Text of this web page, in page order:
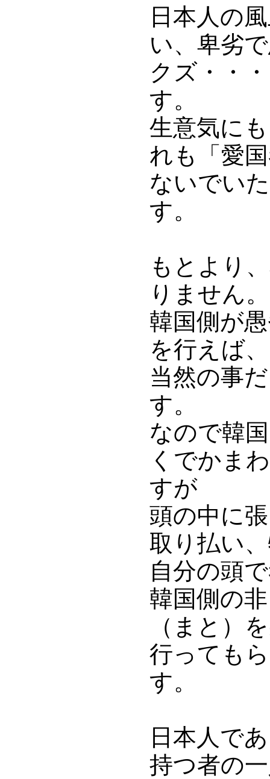
日本人の
い、卑劣
クズ・・
す。
生意気に
れも「愛
ないでい
す。
もとより
りません。
韓国側が
を行えば
当然の事
す。
なので韓
くでかま
すが
頭の中に
取り払い
自分の頭
韓国側の
（まと）
行っても
す。
日本人で
持つ者の